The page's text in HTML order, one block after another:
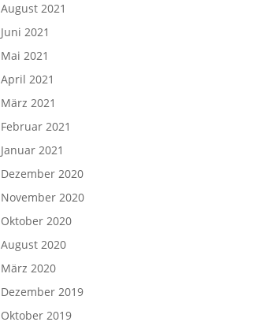
August 2021
Juni 2021
Mai 2021
April 2021
März 2021
Februar 2021
Januar 2021
Dezember 2020
November 2020
Oktober 2020
August 2020
März 2020
Dezember 2019
Oktober 2019